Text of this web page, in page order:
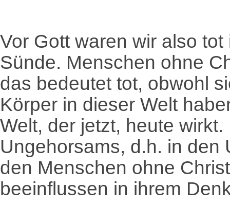
Vor Gott waren wir also
Sünde. Menschen ohne
das bedeutet tot, obwohl
Körper in dieser Welt
Welt, der jetzt, heute
Ungehorsams, d.h. in den
den Menschen ohne
beeinflussen in ihrem